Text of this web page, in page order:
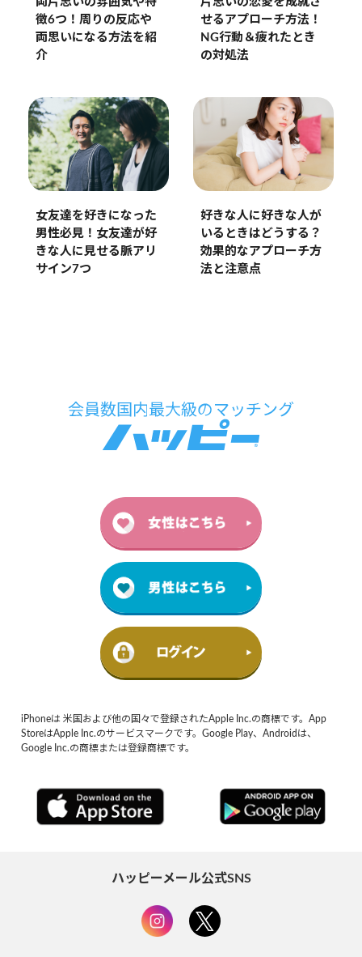
徴6つ！周りの反応や
両思いになる方法を紹
介
せるアプローチ方法！
NG行動＆疲れたとき
の対処法
女友達を好きになった
男性必見！女友達が好
きな人に見せる脈アリ
サイン7つ
好きな人に好きな人が
いるときはどうする？
効果的なアプローチ方
法と注意点
iPhoneは 米国および他の国々で登録されたApple Inc.の商標です。App
StoreはApple Inc.のサービスマークです。Google Play、Androidは、
Google Inc.の商標または登録商標です。
ハッピーメール公式SNS